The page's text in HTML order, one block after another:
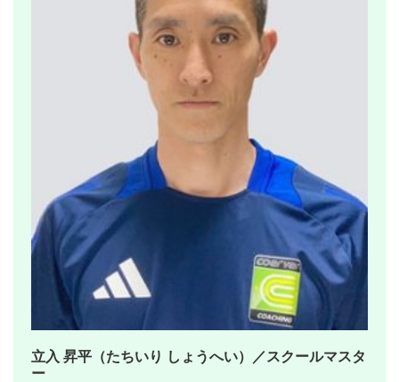
立入 昇平（たちいり しょうへい）／スクールマスタ
ー